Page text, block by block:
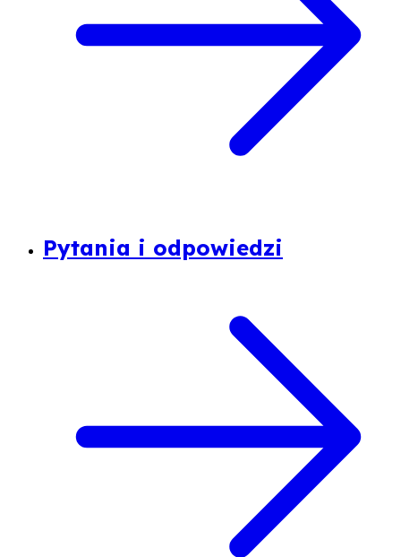
Pytania i odpowiedzi